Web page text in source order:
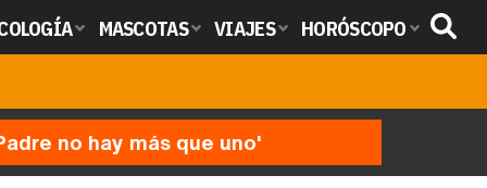
MASCOTAS VIAJES HORÓSCOPO
no hay más que uno'